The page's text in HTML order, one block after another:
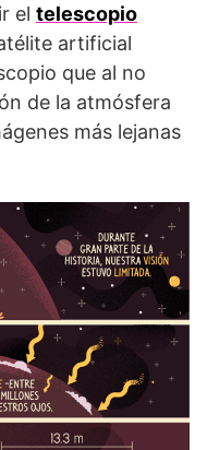
el telescopio
artificial
que al no
de la atmósfera
más lejanas